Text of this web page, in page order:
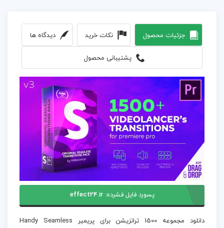
جزئیات محصول نکات خرید دیدگاه ها
پشتیبانی محصول
پسورد فایل فشرده:effect24.ir
دانلود مجموعه 1500 ترانزیشن برای پریمیر Handy Seamless